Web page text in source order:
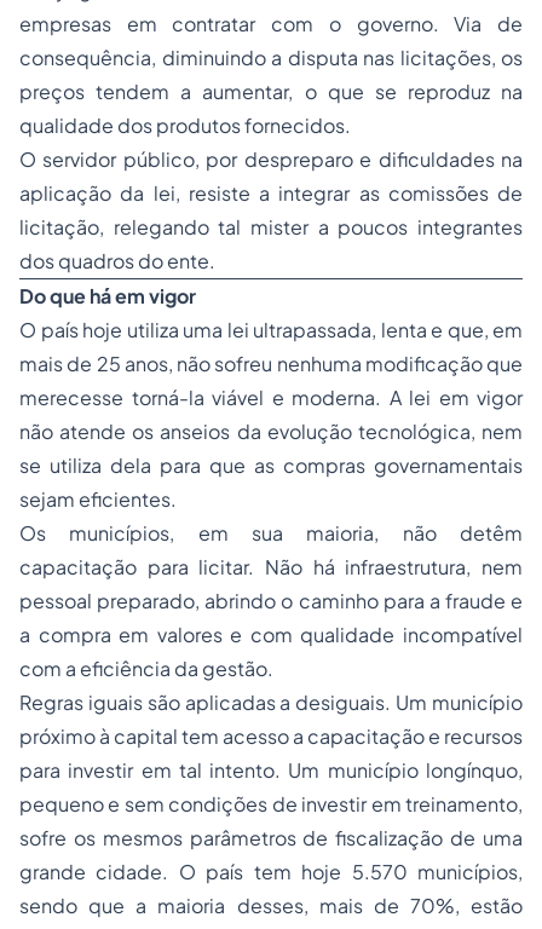
empresas em contratar com o governo. Via de
consequência, diminuindo a disputa nas licitações, os
preços tendem a aumentar, o que se reproduz na
qualidade dos produtos fornecidos.
O servidor público, por despreparo e dificuldades na
aplicação da lei, resiste a integrar as comissões de
licitação, relegando tal mister a poucos integrantes
dos quadros do ente.
Do que há em vigor
O país hoje utiliza uma lei ultrapassada, lenta e que, em
mais de 25 anos, não sofreu nenhuma modificação que
merecesse torná-la viável e moderna. A lei em vigor
não atende os anseios da evolução tecnológica, nem
se utiliza dela para que as compras governamentais
sejam eficientes.
Os municípios, em sua maioria, não detêm
capacitação para licitar. Não há infraestrutura, nem
pessoal preparado, abrindo o caminho para a fraude e
a compra em valores e com qualidade incompatível
com a eficiência da gestão.
Regras iguais são aplicadas a desiguais. Um município
próximo à capital tem acesso a capacitação e recursos
para investir em tal intento. Um município longínquo,
pequeno e sem condições de investir em treinamento,
sofre os mesmos parâmetros de fiscalização de uma
grande cidade. O país tem hoje 5.570 municípios,
sendo que a maioria desses, mais de 70%, estão